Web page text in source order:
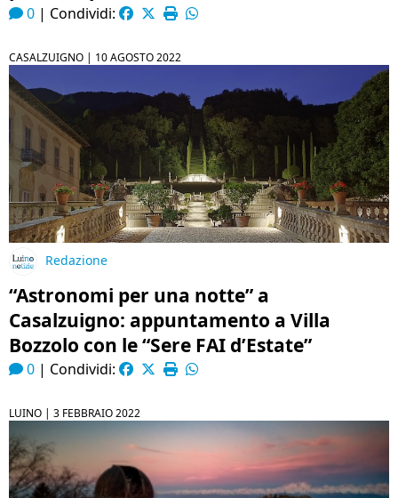
0 | Condividi:
CASALZUIGNO | 10 AGOSTO 2022
Redazione
“Astronomi per una notte” a
Casalzuigno: appuntamento a Villa
Bozzolo con le “Sere FAI d’Estate”
0 | Condividi:
LUINO | 3 FEBBRAIO 2022